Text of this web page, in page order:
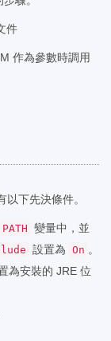
件
作為參數時調用
下先決條件。
PATH 變量中，並
設置為 On 。
為安裝的 JRE 位